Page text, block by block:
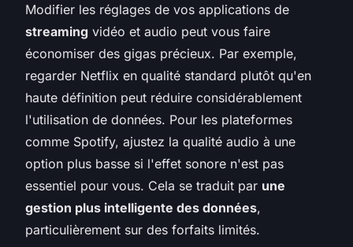
Modifier les réglages de vos applications de
streaming vidéo et audio peut vous faire
économiser des gigas précieux. Par exemple,
regarder Netflix en qualité standard plutôt qu'en
haute définition peut réduire considérablement
l'utilisation de données. Pour les plateformes
comme Spotify, ajustez la qualité audio à une
option plus basse si l'effet sonore n'est pas
essentiel pour vous. Cela se traduit par une
gestion plus intelligente des données,
particulièrement sur des forfaits limités.